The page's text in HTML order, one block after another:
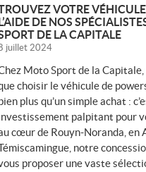
V
VOTRE
DE NOS
DE LA CAPITALE
juillet 2024
Moto Sport de la Capitale,
choisir le véhicule de
plus qu’un simple achat :
palpitant pour
cœur de Rouyn-Noranda, en
notre
proposer une vaste